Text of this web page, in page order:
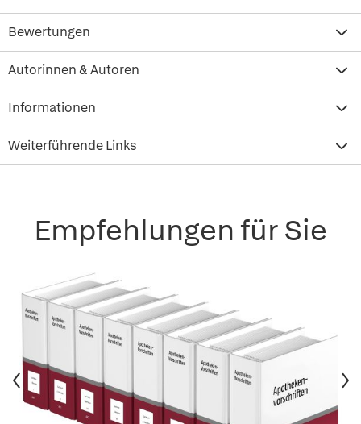
Bewertungen
Autorinnen & Autoren
Informationen
Weiterführende Links
Empfehlungen für Sie